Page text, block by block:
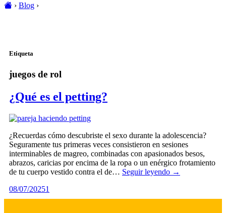
› Blog ›
Etiqueta
juegos de rol
¿Qué es el petting?
¿Recuerdas cómo descubriste el sexo durante la adolescencia?
Seguramente tus primeras veces consistieron en sesiones
interminables de magreo, combinadas con apasionados besos,
abrazos, caricias por encima de la ropa o un enérgico frotamiento
de tu cuerpo vestido contra el de… Seguir leyendo →
08/07/20251